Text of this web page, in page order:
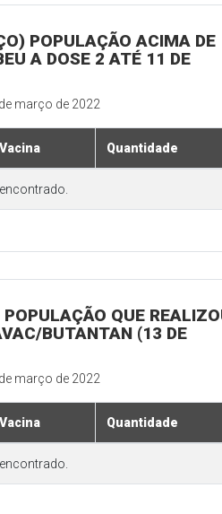
POPULAÇÃO ACIMA DE
A DOSE 2 ATÉ 11 DE
março de 2022
Vacina Quantidade
POPULAÇÃO QUE
BUTANTAN (13 DE
março de 2022
Vacina Quantidade